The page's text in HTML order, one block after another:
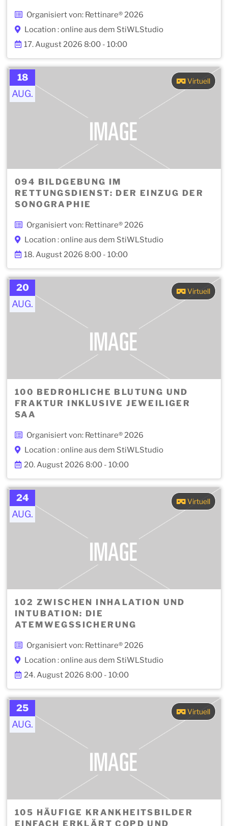
Organisiert von: Rettinare® 2026
Location : online aus dem StiWLStudio
17. August 2026 8:00 - 10:00
18
AUG.
Virtuell
094 BILDGEBUNG IM
RETTUNGSDIENST: DER EINZUG DER
SONOGRAPHIE
Organisiert von: Rettinare® 2026
Location : online aus dem StiWLStudio
18. August 2026 8:00 - 10:00
20
AUG.
Virtuell
100 BEDROHLICHE BLUTUNG UND
FRAKTUR INKLUSIVE JEWEILIGER
SAA
Organisiert von: Rettinare® 2026
Location : online aus dem StiWLStudio
20. August 2026 8:00 - 10:00
24
AUG.
Virtuell
102 ZWISCHEN INHALATION UND
INTUBATION: DIE
ATEMWEGSSICHERUNG
Organisiert von: Rettinare® 2026
Location : online aus dem StiWLStudio
24. August 2026 8:00 - 10:00
25
AUG.
Virtuell
105 HÄUFIGE KRANKHEITSBILDER
EINFACH ERKLÄRT COPD UND